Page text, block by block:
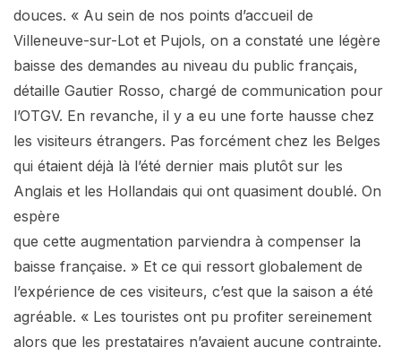
douces. « Au sein de nos points d’accueil de
Villeneuve-sur-Lot et Pujols, on a constaté une légère
baisse des demandes au niveau du public français,
détaille Gautier Rosso, chargé de communication pour
l’OTGV. En revanche, il y a eu une forte hausse chez
les visiteurs étrangers. Pas forcément chez les Belges
qui étaient déjà là l’été dernier mais plutôt sur les
Anglais et les Hollandais qui ont quasiment doublé. On
espère
que cette augmentation parviendra à compenser la
baisse française. » Et ce qui ressort globalement de
l’expérience de ces visiteurs, c’est que la saison a été
agréable. « Les touristes ont pu profiter sereinement
alors que les prestataires n’avaient aucune contrainte.